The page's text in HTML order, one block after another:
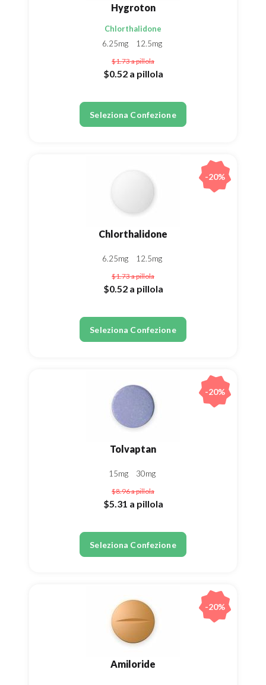
Hygroton
Chlorthalidone
6.25mg
12.5mg
$1.73a pillola
$0.52 a pillola
Seleziona Confezione
Chlorthalidone
6.25mg 12.5mg
$1.73a pillola
$0.52 a pillola
Seleziona Confezione
-20%
Tolvaptan
15mg 30mg
$8.96a pillola
$5.31 a pillola
Seleziona Confezione
-20%
Amiloride
-20%